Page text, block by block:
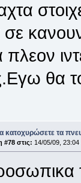
πλεον
θα
τα
στις: 14/05/09, 23:04